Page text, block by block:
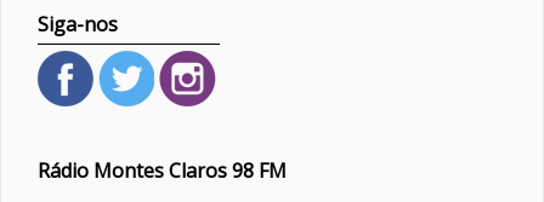
Siga-nos
Rádio Montes Claros 98 FM